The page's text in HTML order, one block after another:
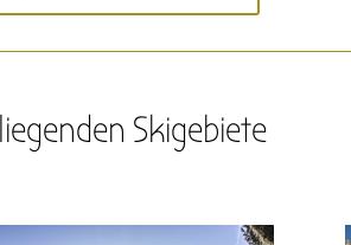
Skigebiete